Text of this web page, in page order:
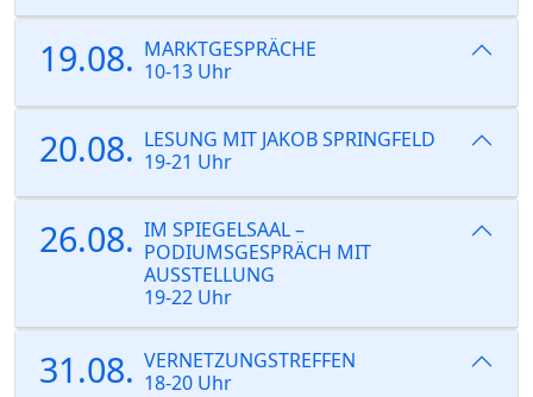
19.08. MARKTGESPRÄCHE
10-13 Uhr
20.08. LESUNG MIT JAKOB SPRINGFELD
19-21 Uhr
26.08. IM SPIEGELSAAL –
PODIUMSGESPRÄCH MIT
AUSSTELLUNG
19-22 Uhr
31.08. VERNETZUNGSTREFFEN
18-20 Uhr